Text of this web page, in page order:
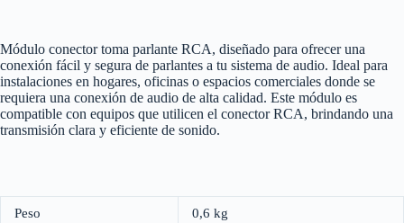
Módulo conector toma parlante RCA, diseñado para ofrecer una
conexión fácil y segura de parlantes a tu sistema de audio. Ideal para
instalaciones en hogares, oficinas o espacios comerciales donde se
requiera una conexión de audio de alta calidad. Este módulo es
compatible con equipos que utilicen el conector RCA, brindando una
transmisión clara y eficiente de sonido.
Peso 0,6 kg